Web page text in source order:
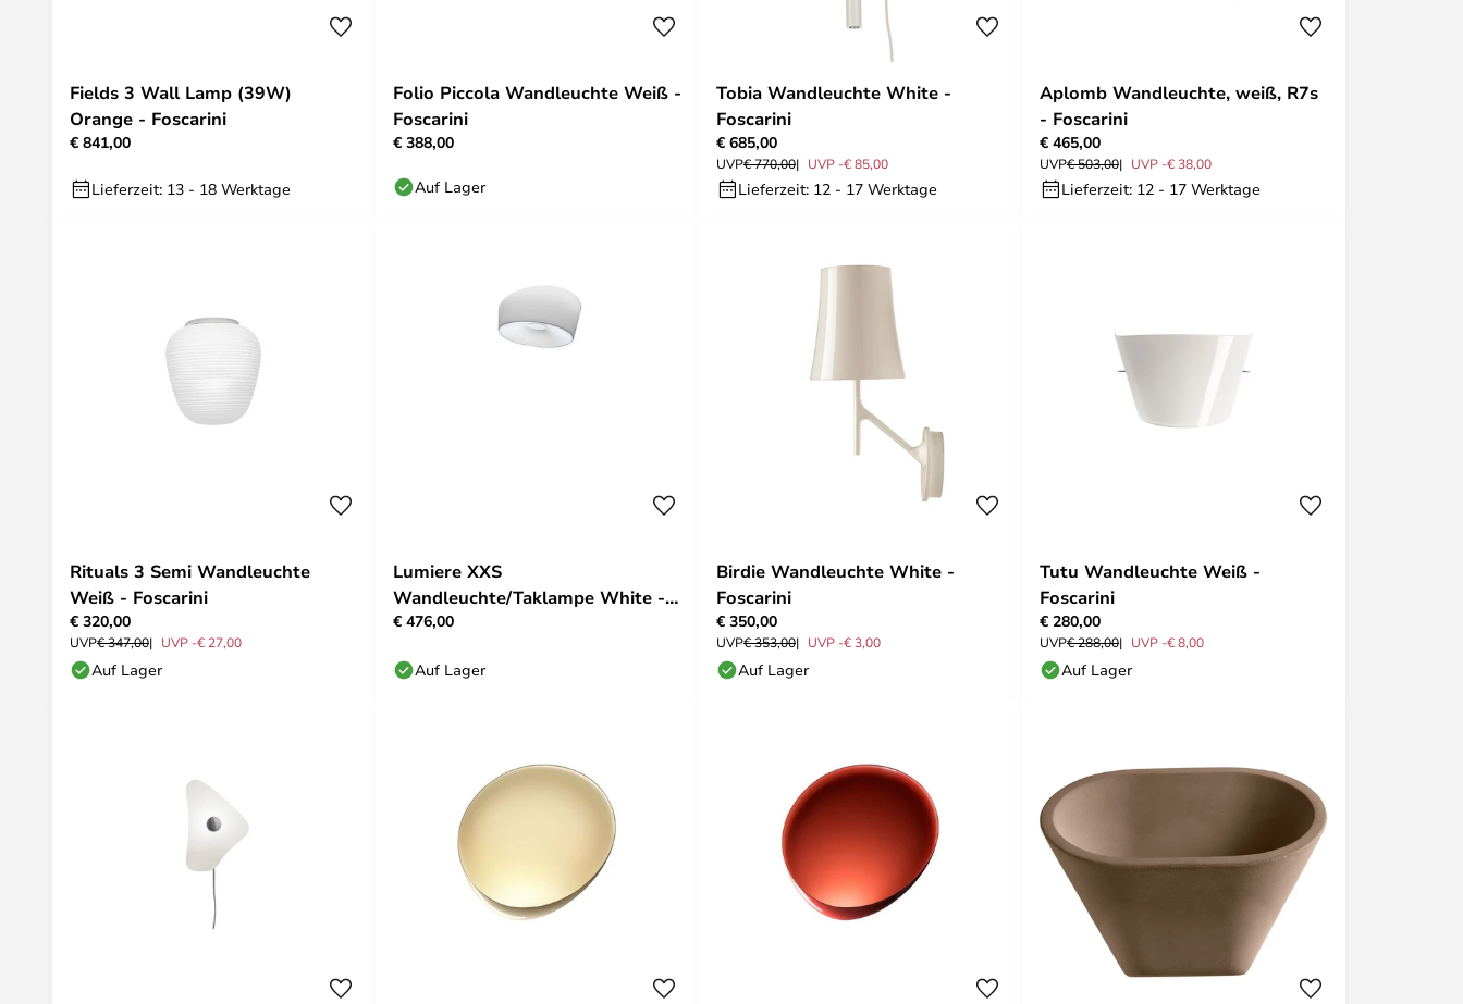
Fields 3 Wall Lamp (39W)
Orange - Foscarini
€ 841,00
Lieferzeit: 13 - 18 Werktage
Folio Piccola Wandleuchte Weiß -
Foscarini
€ 388,00
Auf Lager
Tobia Wandleuchte White -
Foscarini
€ 685,00
UVP€ 770,00 UVP -€ 85,00
Lieferzeit: 12 - 17 Werktage
Aplomb Wandleuchte, weiß, R7s
- Foscarini
€ 465,00
UVP€ 503,00 UVP -€ 38,00
Lieferzeit: 12 - 17 Werktage
Rituals 3 Semi Wandleuchte
Weiß - Foscarini
€ 320,00
UVP€ 347,00 UVP -€ 27,00
Auf Lager
Lumiere XXS
Wandleuchte/Taklampe White -
Foscarini
€ 476,00
Auf Lager
Birdie Wandleuchte White -
Foscarini
€ 350,00
UVP€ 353,00 UVP -€ 3,00
Auf Lager
Tutu Wandleuchte Weiß -
Foscarini
€ 280,00
UVP€ 288,00 UVP -€ 8,00
Auf Lager